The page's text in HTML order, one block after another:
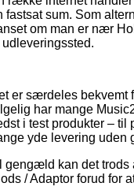
fastsat sum. Som
om man er nær
udleveringssted.
er særdeles bekvemt
har mange
i test produkter –
yde levering uden
gengæld kan det trods
/ Adaptor forud for